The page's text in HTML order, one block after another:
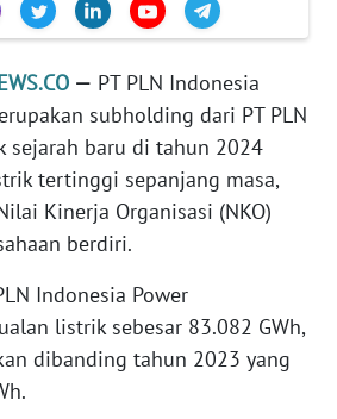
— PT PLN Indonesia
subholding dari PT PLN
sejarah baru di tahun 2024
tertinggi sepanjang masa,
Kinerja Organisasi (NKO)
berdiri.
Indonesia Power
listrik sebesar 83.082 GWh,
dibanding tahun 2023 yang